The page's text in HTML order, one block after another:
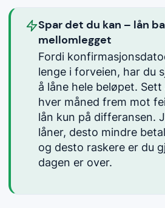
Spar det du kan – lån
mellomlegget
Fordi
lenge i forveien, har du
å låne hele beløpet.
hver måned frem mot
lån kun på differansen.
låner, desto mindre
og desto raskere er du
dagen er over.